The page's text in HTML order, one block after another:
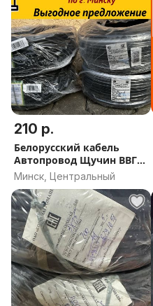
210 р.
Белорусский кабель
Автопровод Щучин ВВГ
НГ LS 3х1.5 3х2.5
Минск, Центральный